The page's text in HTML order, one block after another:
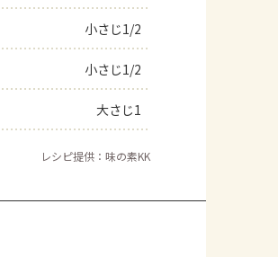
トーク
よくあるお問い合わせ
AJINOMOTO PARK とは
小さじ1/2
小さじ1/2
大さじ1
レシピ提供：味の素KK